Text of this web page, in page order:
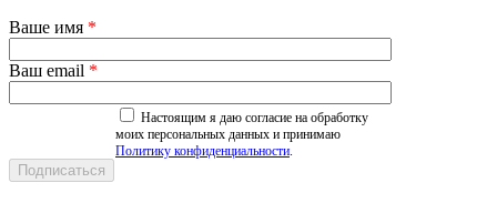
Ваше имя *
Ваш email *
Настоящим я даю согласие на обработку
моих персональных данных и принимаю
Политику конфиденциальности.